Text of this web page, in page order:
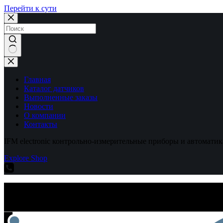
Перейти к сути
Ничего
не
найденоГлавная
Каталог датчиков
Выполненные заказы
Новости
О компании
Контакты
IFM electronic контрольно-измерительные приборы и
Explore Shop